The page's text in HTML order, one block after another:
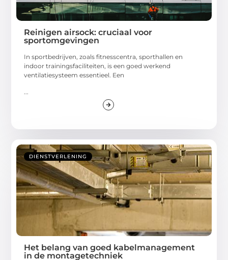
Reinigen airsock: cruciaal voor
sportomgevingen
In sportbedrijven, zoals fitnesscentra, sporthallen en
indoor trainingsfaciliteiten, is een goed werkend
ventilatiesysteem essentieel. Een
DIENSTVERLENING
Het belang van goed kabelmanagement
in de montagetechniek